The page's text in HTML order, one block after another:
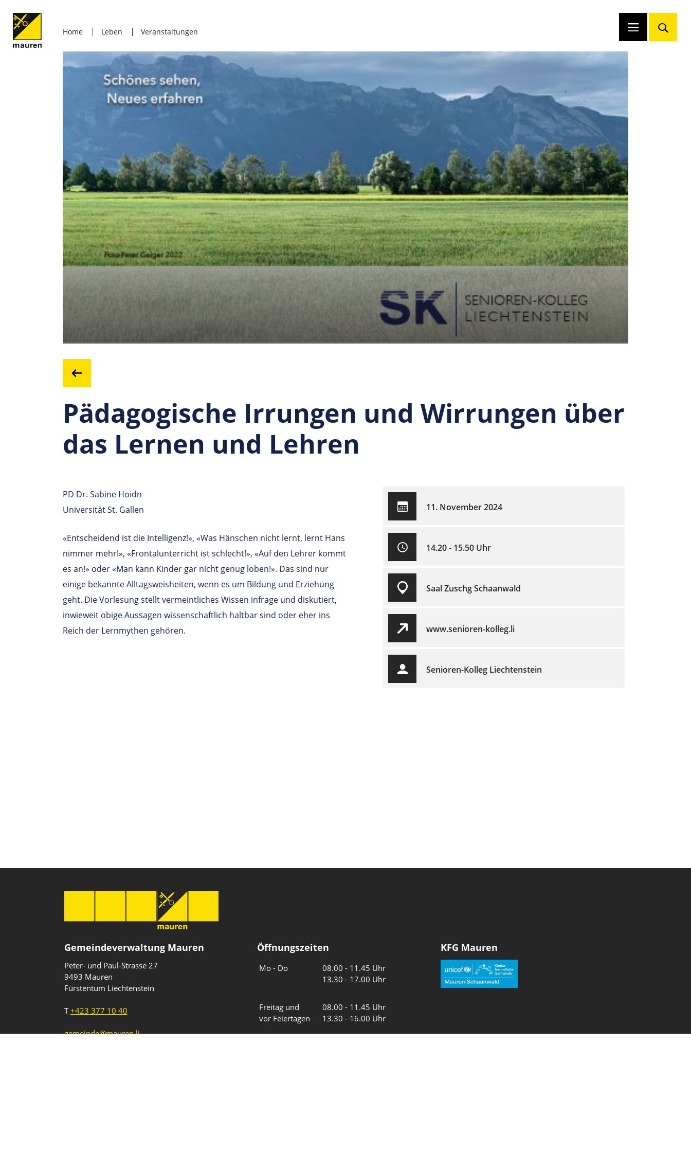
Home Leben Veranstaltungen
Pädagogische Irrungen und Wirrungen über
das Lernen und Lehren
PD Dr. Sabine Hoidn
Universität St. Gallen
«Entscheidend ist die Intelligenz!», «Was Hänschen nicht lernt, lernt Hans
nimmer mehr!», «Frontalunterricht ist schlecht!», «Auf den Lehrer kommt
es an!» oder «Man kann Kinder gar nicht genug loben!». Das sind nur
einige bekannte Alltagsweisheiten, wenn es um Bildung und Erziehung
geht. Die Vorlesung stellt vermeintliches Wissen infrage und diskutiert,
inwieweit obige Aussagen wissenschaftlich haltbar sind oder eher ins
Reich der Lernmythen gehören.
11. November 2024
14.20 - 15.50 Uhr
Saal Zuschg Schaanwald
www.senioren-kolleg.li
Senioren-Kolleg Liechtenstein
Gemeindeverwaltung Mauren
Peter- und Paul-Strasse 27
9493 Mauren
Fürstentum Liechtenstein
T+423 377 10 40
gemeinde@mauren.li
Öffnungszeiten
Mo - Do
08.00 - 11.45 Uhr
13.30 - 17.00 Uhr
Freitag und
vor Feiertagen
08.00 - 11.45 Uhr
13.30 - 16.00 Uhr
KFG Mauren